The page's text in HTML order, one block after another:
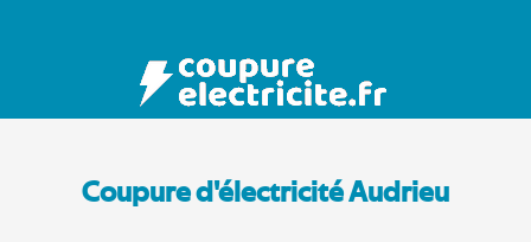
Coupure d'électricité Audrieu